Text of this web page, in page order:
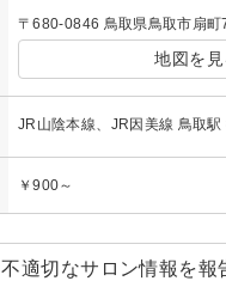
〒680-0846 鳥取県鳥取市扇
地図を見
JR山陰本線、JR因美線 鳥取駅
￥900～
不適切なサロン情報を報